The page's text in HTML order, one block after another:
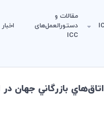
مقالات و
دستورالعمل‌های
ICC
اخبار
بازرگاني جهان